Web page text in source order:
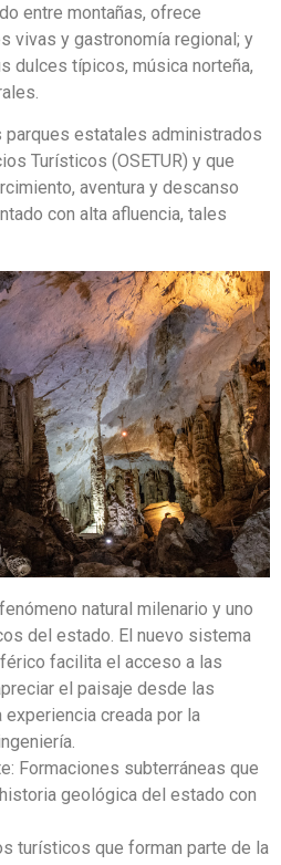
entre montañas, ofrece
vivas y gastronomía regional; y
dulces típicos, música norteña,
parques estatales administrados
Turísticos (OSETUR) y que
aventura y descanso
con alta afluencia, tales
natural milenario y uno
del estado. El nuevo sistema
facilita el acceso a las
el paisaje desde las
experiencia creada por la
Formaciones subterráneas que
geológica del estado con
turísticos que forman parte de la